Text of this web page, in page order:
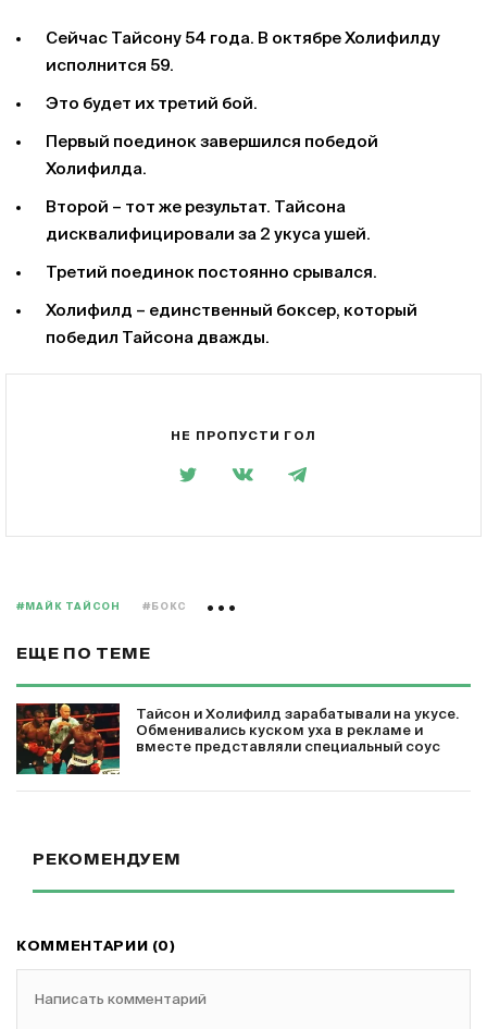
Сейчас Тайсону 54 года. В октябре Холифилду
исполнится 59.
Это будет их третий бой.
Первый поединок завершился победой
Холифилда.
Второй – тот же результат. Тайсона
дисквалифицировали за 2 укуса ушей.
Третий поединок постоянно срывался.
Холифилд – единственный боксер, который
победил Тайсона дважды.
НЕ ПРОПУСТИ ГОЛ
#МАЙК ТАЙСОН #БОКС
ЕЩЕ ПО ТЕМЕ
Тайсон и Холифилд зарабатывали на укусе.
Обменивались куском уха в рекламе и
вместе представляли специальный соус
РЕКОМЕНДУЕМ
КОММЕНТАРИИ (0)
Написать комментарий